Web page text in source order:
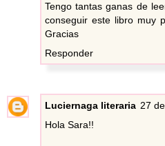
Tengo tantas ganas de
conseguir este libro muy
Gracias
Responder
Luciernaga literaria 27
Hola Sara!!